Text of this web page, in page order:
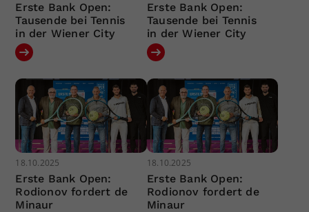
Erste Bank Open:
Tausende bei Tennis
in der Wiener City
Erste Bank Open:
Tausende bei Tennis
in der Wiener City
18.10.2025
Erste Bank Open:
Rodionov fordert de
Minaur
18.10.2025
Erste Bank Open:
Rodionov fordert de
Minaur